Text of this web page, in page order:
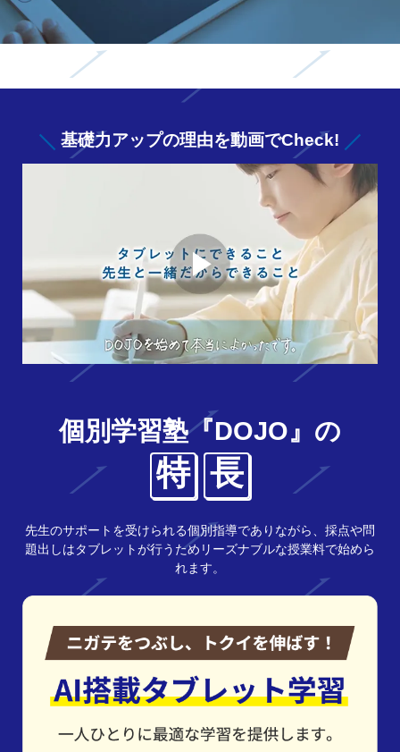
基礎力アップの理由を動画でCheck!
個別学習塾『DOJO』の
特 長
先生のサポートを受けられる個別指導でありながら、採点や問
題出しはタブレットが行うためリーズナブルな授業料で始めら
れます。